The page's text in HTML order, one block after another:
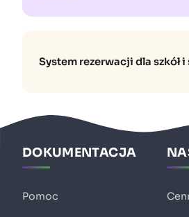
System rezerwacji dla szkół
DOKUMENTACJA
Pomoc